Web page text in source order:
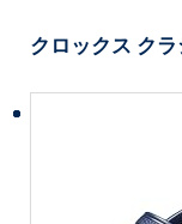
クロックス ク